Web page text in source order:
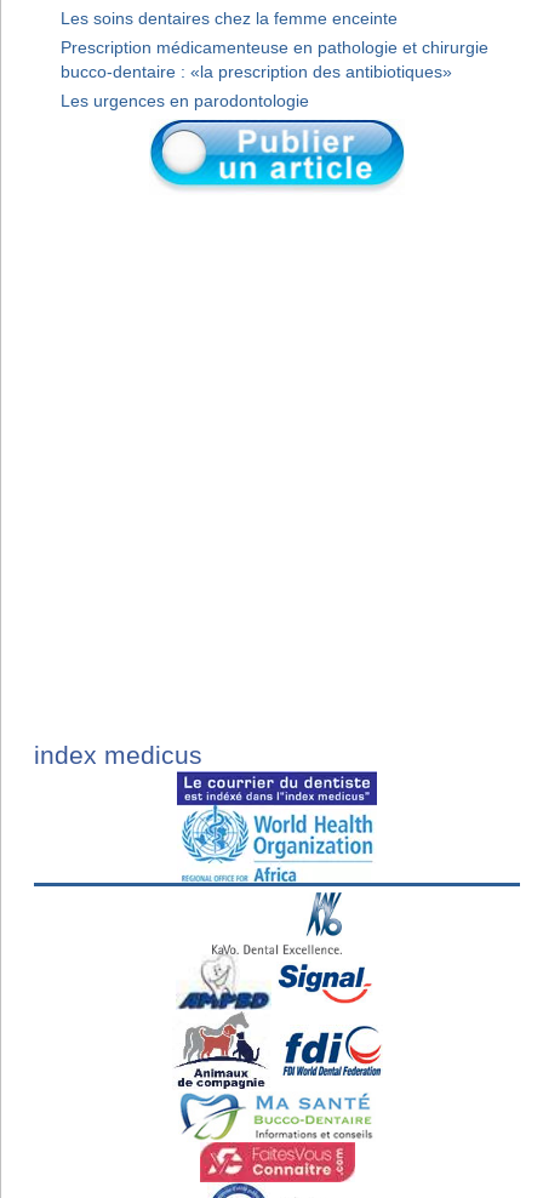
Les soins dentaires chez la femme enceinte
Prescription médicamenteuse en pathologie et chirurgie
bucco-dentaire : «la prescription des antibiotiques»
Les urgences en parodontologie
index medicus